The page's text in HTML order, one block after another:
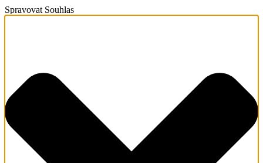
Spravovat Souhlas